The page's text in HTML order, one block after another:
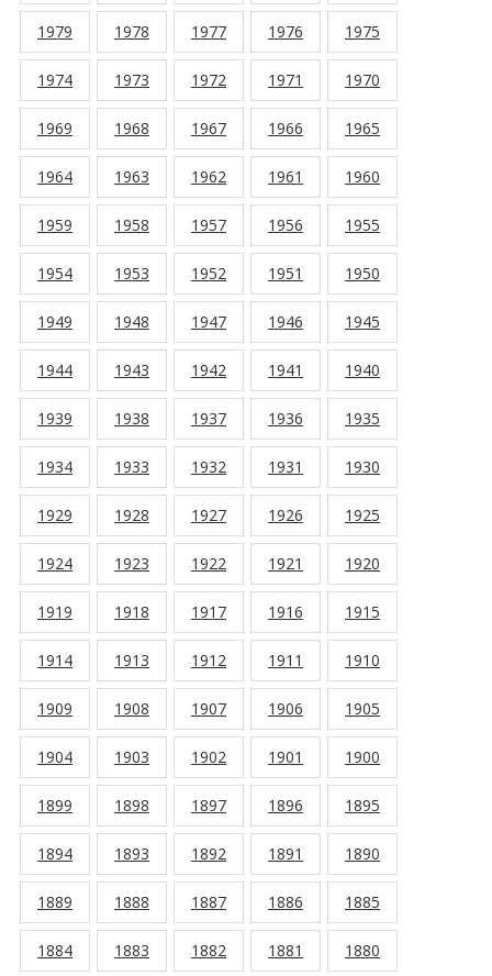
1979 1978 1977 1976 1975
1974 1973 1972 1971 1970
1969 1968 1967 1966 1965
1964 1963 1962 1961 1960
1959 1958 1957 1956 1955
1954 1953 1952 1951 1950
1949 1948 1947 1946 1945
1944 1943 1942 1941 1940
1939 1938 1937 1936 1935
1934 1933 1932 1931 1930
1929 1928 1927 1926 1925
1924 1923 1922 1921 1920
1919 1918 1917 1916 1915
1914 1913 1912 1911 1910
1909 1908 1907 1906 1905
1904 1903 1902 1901 1900
1899 1898 1897 1896 1895
1894 1893 1892 1891 1890
1889 1888 1887 1886 1885
1884 1883 1882 1881 1880